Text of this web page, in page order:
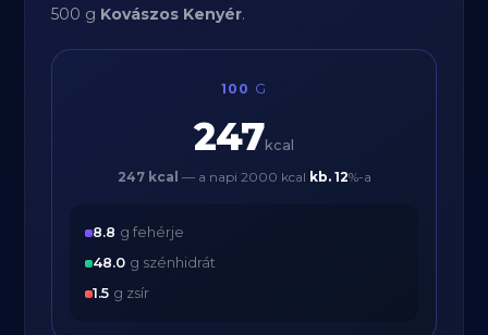
500 g Kovászos Kenyér.
100 G
247kcal
247 kcal — a napi 2000 kcal kb. 12%-a
8.8 g fehérje
48.0 g szénhidrát
1.5 g zsír